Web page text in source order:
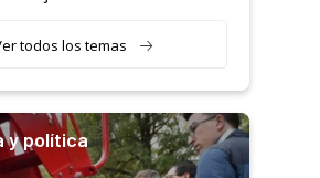
que marcan un
en genética y
todos los temas
y política